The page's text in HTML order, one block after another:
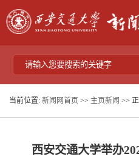
当前位置: 新闻网首页 >> 主页新闻 >>
西安交通大学举办